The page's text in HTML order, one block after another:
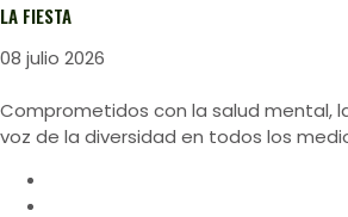
LA FIESTA
08 julio 2026
Comprometidos con la salud mental,
voz de la diversidad en todos los